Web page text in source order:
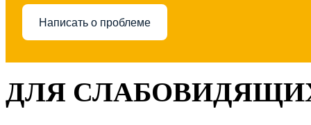
Написать о проблеме
ДЛЯ